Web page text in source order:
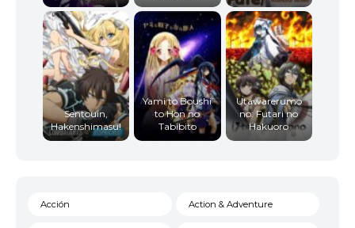
Sentouin,
Hakenshimasu!
Yami to Boushi
to Hon no
Tabibito
Utawarerumo
no: Futari no
Hakuoro
Acción Action & Adventure